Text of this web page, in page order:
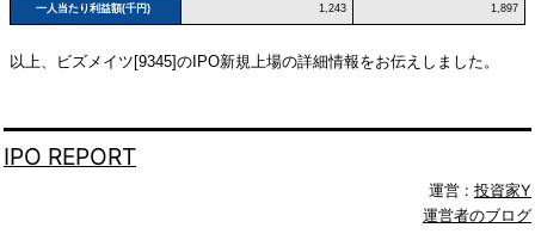
一人当たり利益額(千円) 1,243 1,897
以上、ビズメイツ[9345]のIPO新規上場の詳細情報をお伝えしました。
IPO REPORT
運営 : 投資家Y
運営者のブログ